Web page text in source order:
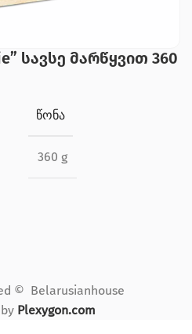
სავსე მარწყვით 360
ᲬᲝᲜᲐ
360 g
© Belarusianhouse
Plexygon.com